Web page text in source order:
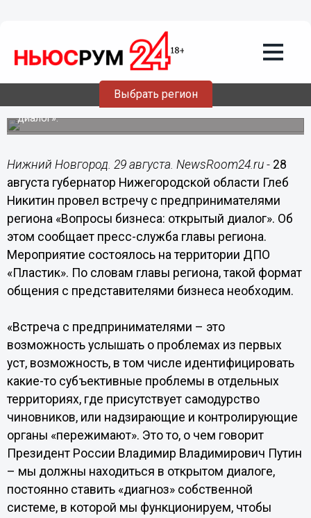
Выбрать регион
Встреча с предпринимателями – это
возможность услышать о проблемах
из первых уст, - Никитин
Глава региона подвел итоги встречи с
предпринимателями «Вопросы бизнеса: открытый
диалог».
Нижний Новгород. 29 августа. NewsRoom24.ru - 28
августа губернатор Нижегородской области Глеб
Никитин провел встречу с предпринимателями
региона «Вопросы бизнеса: открытый диалог». Об
этом сообщает пресс-служба главы региона.
Мероприятие состоялось на территории ДПО
«Пластик». По словам главы региона, такой формат
общения с представителями бизнеса необходим.
«Встреча с предпринимателями – это
возможность услышать о проблемах из первых
уст, возможность, в том числе идентифицировать
какие-то субъективные проблемы в отдельных
территориях, где присутствует самодурство
чиновников, или надзирающие и контролирующие
органы «пережимают». Это то, о чем говорит
Президент России Владимир Владимирович Путин
– мы должны находиться в открытом диалоге,
постоянно ставить «диагноз» собственной
системе, в которой мы функционируем, чтобы